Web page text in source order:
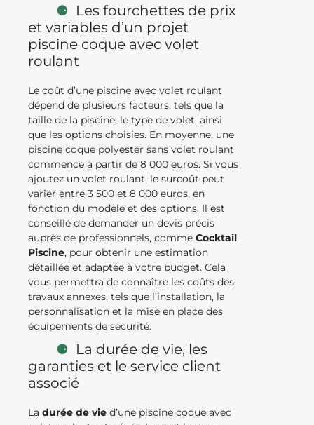
Les fourchettes de prix
et variables d’un projet
piscine coque avec volet
roulant
Le coût d’une piscine avec volet roulant
dépend de plusieurs facteurs, tels que la
taille de la piscine, le type de volet, ainsi
que les options choisies. En moyenne, une
piscine coque polyester sans volet roulant
commence à partir de 8 000 euros. Si vous
ajoutez un volet roulant, le surcoût peut
varier entre 3 500 et 8 000 euros, en
fonction du modèle et des options. Il est
conseillé de demander un devis précis
auprès de professionnels, comme Cocktail
Piscine, pour obtenir une estimation
détaillée et adaptée à votre budget. Cela
vous permettra de connaître les coûts des
travaux annexes, tels que l’installation, la
personnalisation et la mise en place des
équipements de sécurité.
La durée de vie, les
garanties et le service client
associé
La durée de vie d’une piscine coque avec